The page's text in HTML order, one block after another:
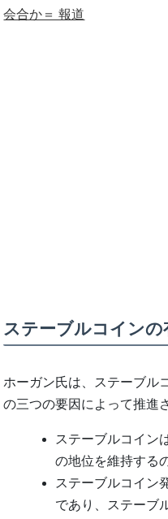
会合か＝ 報道
ステーブルコインの
ホーガン氏は、ステーブル
の三つの要因によって推進
ステーブルコイン
の地位を維持する
ステーブルコイン
であり、ステーブ